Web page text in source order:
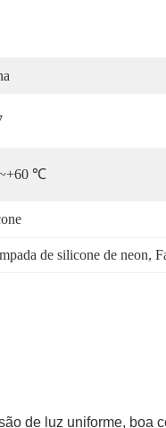
℃
de silicone de neon,
de luz uniforme, boa